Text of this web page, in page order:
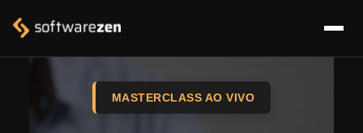
MASTERCLASS AO VIVO